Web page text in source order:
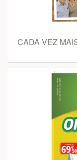
CADA VEZ